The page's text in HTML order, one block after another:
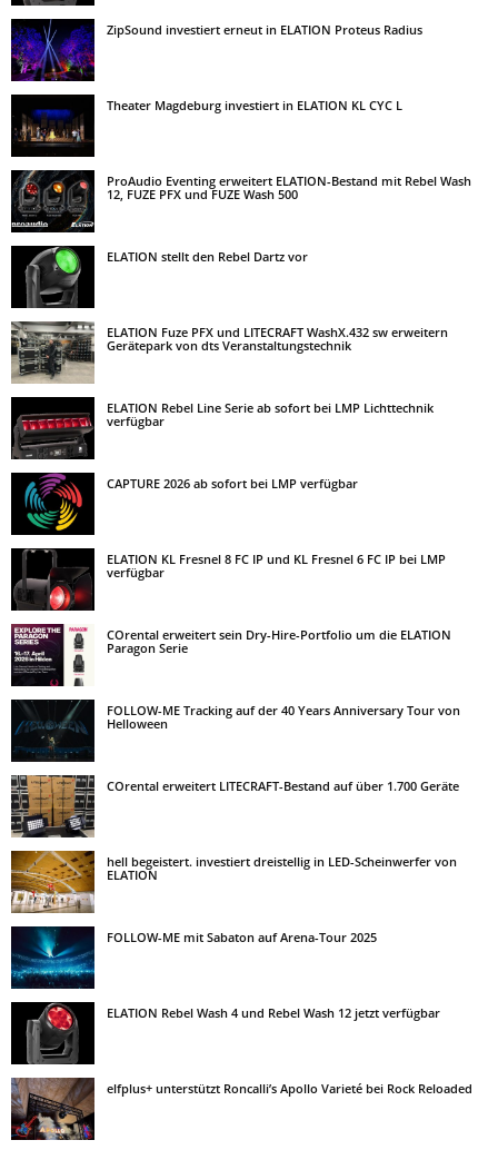
ZipSound investiert erneut in ELATION Proteus Radius
Theater Magdeburg investiert in ELATION KL CYC L
ProAudio Eventing erweitert ELATION-Bestand mit Rebel Wash
12, FUZE PFX und FUZE Wash 500
ELATION stellt den Rebel Dartz vor
ELATION Fuze PFX und LITECRAFT WashX.432 sw erweitern
Gerätepark von dts Veranstaltungstechnik
ELATION Rebel Line Serie ab sofort bei LMP Lichttechnik
verfügbar
CAPTURE 2026 ab sofort bei LMP verfügbar
ELATION KL Fresnel 8 FC IP und KL Fresnel 6 FC IP bei LMP
verfügbar
COrental erweitert sein Dry-Hire-Portfolio um die ELATION
Paragon Serie
FOLLOW-ME Tracking auf der 40 Years Anniversary Tour von
Helloween
COrental erweitert LITECRAFT-Bestand auf über 1.700 Geräte
hell begeistert. investiert dreistellig in LED-Scheinwerfer von
ELATION
FOLLOW-ME mit Sabaton auf Arena-Tour 2025
ELATION Rebel Wash 4 und Rebel Wash 12 jetzt verfügbar
elfplus+ unterstützt Roncalli’s Apollo Varieté bei Rock Reloaded